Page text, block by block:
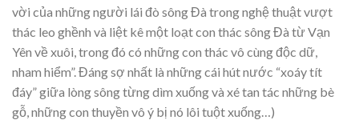
vời của những người lái đò sông Đà trong nghệ thuật vượt
thác leo ghềnh và liệt kê một loạt con thác sông Đà từ Vạn
Yên về xuôi, trong đó có những con thác vô cùng độc dữ,
nham hiểm”. Đáng sợ nhất là những cái hút nước “xoáy tít
đáy” giữa lòng sông từng dìm xuống và xé tan tác những bè
gỗ, những con thuyền vô ý bị nó lôi tuột xuống…)